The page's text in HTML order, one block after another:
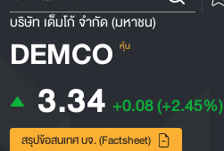
บริษัท เด็มโก้ จำกัด (มหาชน)
DEMCO หุ้น
3.34 +0.08(+2.45%)
สรุปข้อสนเทศ บจ. (Factsheet)